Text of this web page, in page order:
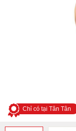
Chỉ có tại Tân Tân